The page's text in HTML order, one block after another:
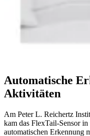
Automatische
Aktivitäten
Am Peter L. Reichertz
kam das FlexTail-Sensor
automatischen Erkennung